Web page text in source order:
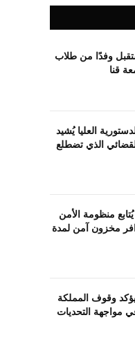
وفدًا من طلاب
قنا
العليا يُشيد
الذي تضطلع
منظومة الأمن
مخزون آمن لمدة
وقوف المملكة
مواجهة التحديات